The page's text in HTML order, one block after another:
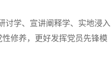
学、宣讲阐释学、实地浸入
修养，更好发挥党员先锋模